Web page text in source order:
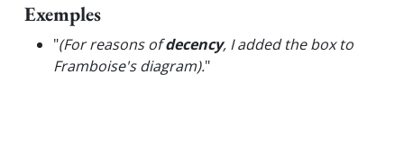
Exemples
"(For reasons ofdecency, I added the box to
Framboise's diagram)."